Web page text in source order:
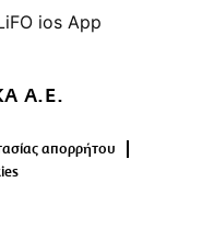
Α.Ε.
απορρήτου